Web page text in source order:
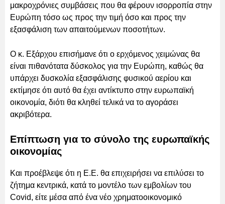
μακροχρόνιες συμβάσεις που θα φέρουν ισορροπία στην
Ευρώπη τόσο ως προς την τιμή όσο και προς την
εξασφάλιση των απαιτούμενων ποσοτήτων.
Ο κ. Εξάρχου επισήμανε ότι ο ερχόμενος χειμώνας θα
είναι πιθανότατα δύσκολος για την Ευρώπη, καθώς θα
υπάρχει δυσκολία εξασφάλισης φυσικού αερίου και
εκτίμησε ότι αυτό θα έχει αντίκτυπο στην ευρωπαϊκή
οικονομία, διότι θα κληθεί τελικά να το αγοράσει
ακριβότερα.
Επίπτωση για το σύνολο της ευρωπαϊκής
οικονομίας
Και προέβλεψε ότι η Ε.Ε. θα επιχειρήσει να επιλύσει το
ζήτημα κεντρικά, κατά το μοντέλο των εμβολίων του
Covid, είτε μέσα από ένα νέο χρηματοοικονομικό